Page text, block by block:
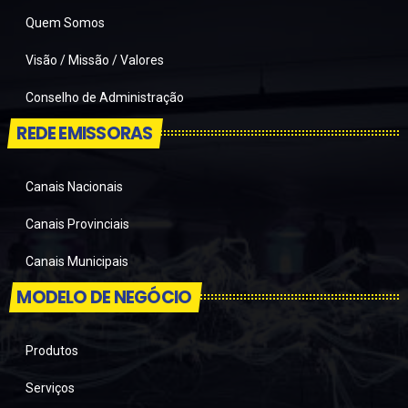
Quem Somos
Visão / Missão / Valores
Conselho de Administração
REDE EMISSORAS
Canais Nacionais
Canais Provinciais
Canais Municipais
MODELO DE NEGÓCIO
Produtos
Serviços